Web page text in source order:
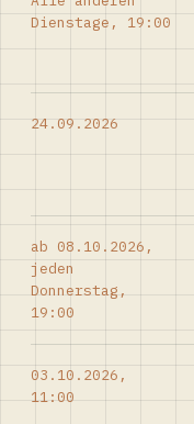
Dienstage, 19:00
24.09.2026
ab 08.10.2026,
jeden
Donnerstag,
19:00
03.10.2026,
11:00